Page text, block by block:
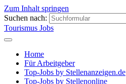
Zum Inhalt springen
Suchen nach:
Tourismus Jobs
Home
Für Arbeitgeber
Top-Jobs by Stellenanzeigen.de
Top-Jobs by Stellenonline